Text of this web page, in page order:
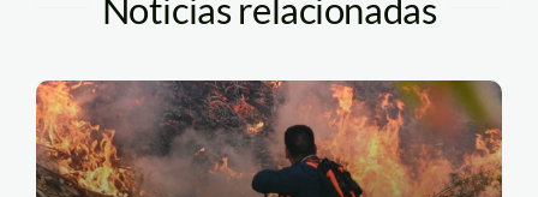
Noticias relacionadas